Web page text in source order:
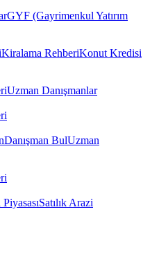
GYF (Gayrimenkul Yatırım
Kiralama RehberiKonut Kredisi
Uzman Danışmanlar
Danışman BulUzman
PiyasasıSatılık Arazi